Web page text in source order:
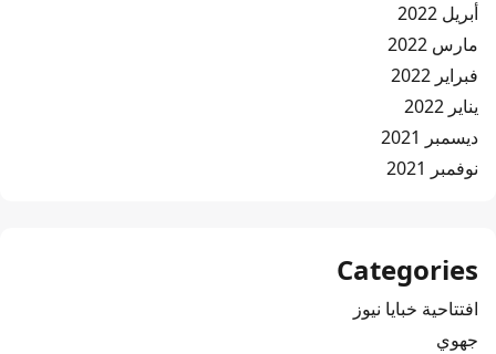
أبريل 2022
مارس 2022
فبراير 2022
يناير 2022
ديسمبر 2021
نوفمبر 2021
Categories
افتتاحية خبايا نيوز
جهوي